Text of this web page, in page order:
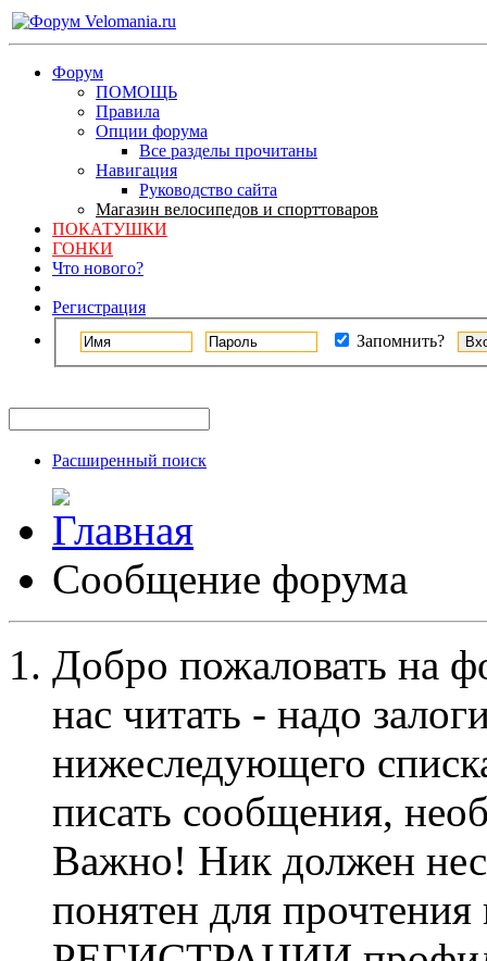
Форум
ПОМОЩЬ
Правила
Опции форума
Все разделы прочитаны
Навигация
Руководство сайта
Магазин велосипедов и спорттоваров
ПОКАТУШКИ
ГОНКИ
Что нового?
Регистрация
Запомнить?
Расширенный поиск
Сообщение форума
Добро пожаловать на
нас читать - надо
нижеследующего
писать сообщения,
Важно! Ник должен
понятен для